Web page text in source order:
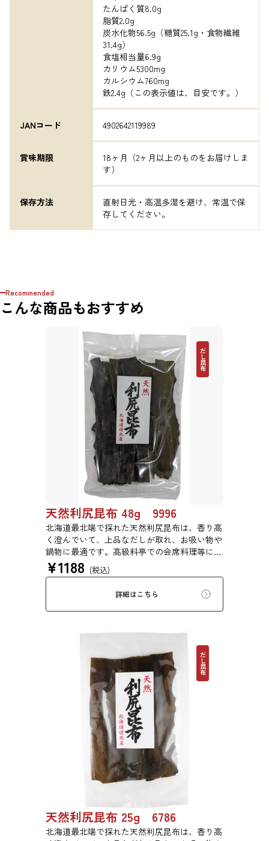
たんぱく質8.0g
脂質2.0g
炭水化物56.5g（糖質25.1g・食物繊維
31.4g）
食塩相当量6.9g
カリウム5300mg
カルシウム760mg
鉄2.4g（この表示値は、目安です。）
JANコード 4902642119989
賞味期限
18ヶ月（2ヶ月以上のものをお届けしま
す）
保存方法
直射日光・高温多湿を避け、常温で保
存してください。
Recommended
こんな商品もおすすめ
だし昆布
天然利尻昆布 48g 9996
北海道最北端で採れた天然利尻昆布は、香り高
く澄んでいて、上品なだしが取れ、お吸い物や
鍋物に最適です。高級料亭での会席料理等にも
使われている高級昆布です。
¥1188 (税込)
詳細はこちら
だし昆布
天然利尻昆布 25g 6786
北海道最北端で採れた天然利尻昆布は、香り高